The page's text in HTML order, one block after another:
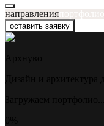
направления
оставить заявку